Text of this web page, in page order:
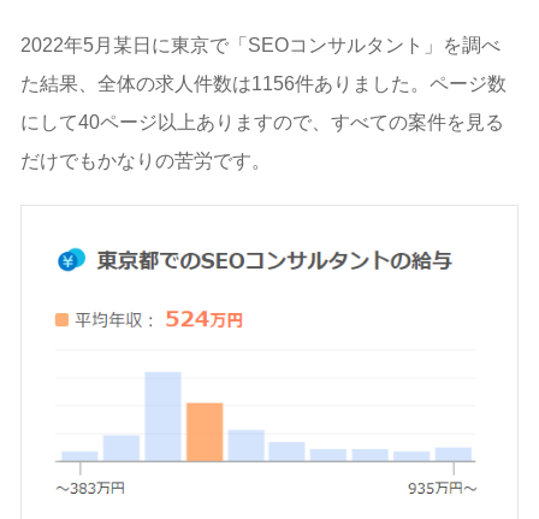
2022年5月某日に東京で「SEOコンサルタント」を調べ
た結果、全体の求人件数は1156件ありました。ページ数
にして40ページ以上ありますので、すべての案件を見る
だけでもかなりの苦労です。